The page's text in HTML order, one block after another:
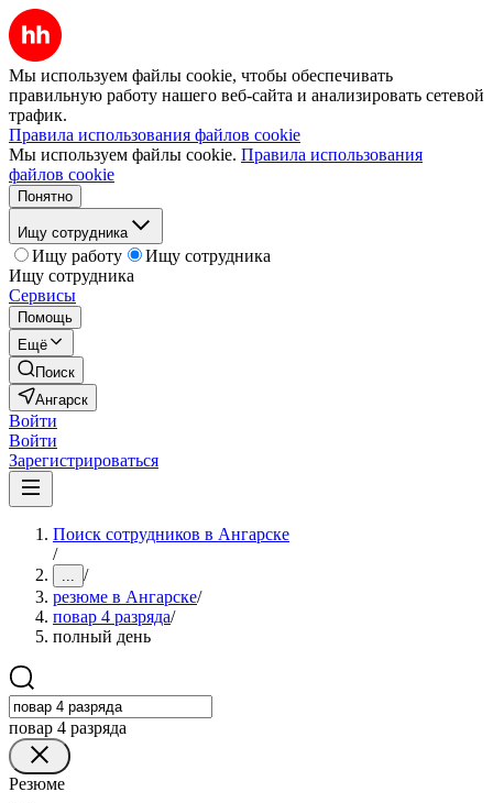
Мы используем файлы cookie, чтобы обеспечивать
правильную работу нашего веб-сайта и анализировать сетевой
трафик.
Правила использования файлов cookie
Мы используем файлы cookie. Правила использования
файлов cookie
Понятно
Ищу сотрудника
Ищу работу
Ищу сотрудника
Ищу сотрудника
Сервисы
Помощь
Ещё
Поиск
Ангарск
Войти
Войти
Зарегистрироваться
Поиск сотрудников в Ангарске
/
... /
резюме в Ангарске/
повар 4 разряда/
полный день
повар 4 разряда
Резюме